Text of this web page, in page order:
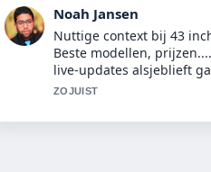
Lotte de Boer
De berichtgeving over
biografie, films en
solide en goed te volgen.
3 MIN GELEDEN